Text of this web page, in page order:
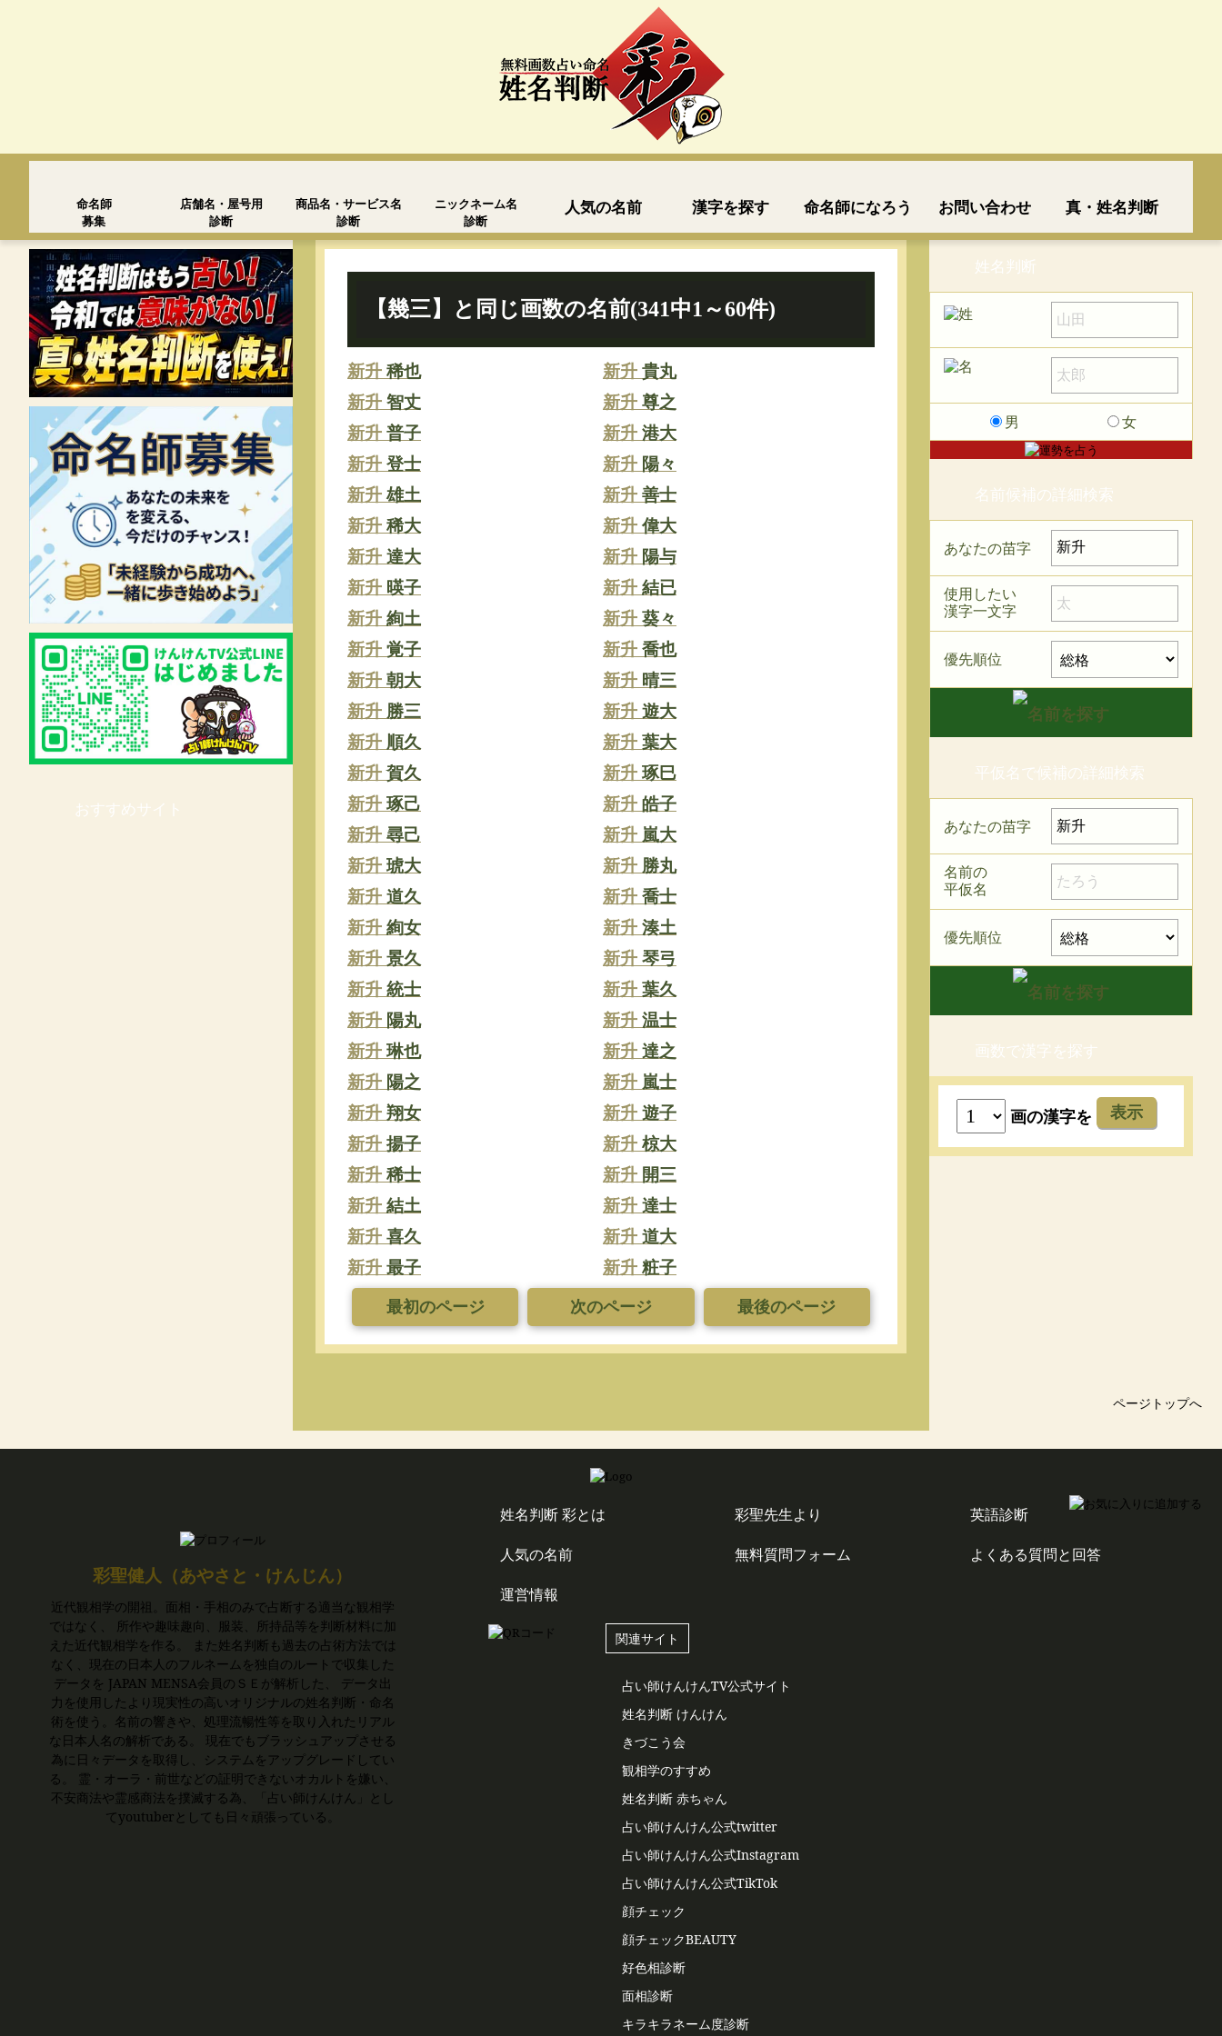
命名師
募集
店舗名・屋号用
診断
商品名・サービス名
診断
ニックネーム名
診断
人気の名前 漢字を探す 命名師になろう お問い合わせ 真・姓名判断
おすすめサイト
【幾三】と同じ画数の名前(341中1～60件)
新升 稀也 新升 貴丸
新升 智丈 新升 尊之
新升 普子 新升 港大
新升 登士 新升 陽々
新升雄土 新升 善士
新升 稀大 新升 偉大
新升 達大 新升 陽与
新升 暎子 新升 結已
新升 絢土 新升 葵々
新升 覚子 新升 喬也
新升 朝大 新升 晴三
新升 勝三 新升 遊大
新升 順久 新升 葉大
新升賀久 新升 琢巳
新升 琢己 新升 皓子
新升 尋己 新升 嵐大
新升 琥大 新升 勝丸
新升 道久 新升 喬士
新升 絢女 新升 湊土
新升 景久 新升 琴弓
新升 統士 新升 葉久
新升 陽丸 新升 温士
新升 琳也 新升 達之
新升 陽之 新升 嵐士
新升 翔女 新升 遊子
新升 揚子 新升 椋大
新升 稀士 新升 開三
新升 結土 新升 達士
新升 喜久 新升 道大
新升 最子 新升 粧子
最初のページ 次のページ 最後のページ
姓名判断
男 女
名前候補の詳細検索
あなたの苗字
使用したい
漢字一文字
優先順位
平仮名で候補の詳細検索
あなたの苗字
名前の
平仮名
優先順位
画数で漢字を探す
画の漢字を 表示
ページトップへ
彩聖健人（あやさと・けんじん）
近代観相学の開祖。面相・手相のみで占断する適当な観相学
ではなく、 所作や趣味趣向、服装、所持品等を判断材料に加
えた近代観相学を作る。 また姓名判断も過去の占術方法では
なく、現在の日本人のフルネームを独自のルートで収集した
データを JAPAN MENSA会員のＳＥが解析した、 データ出
力を使用したより現実性の高いオリジナルの姓名判断・命名
術を使う。名前の響きや、処理流暢性等を取り入れたリアル
な日本人名の解析である。 現在でもブラッシュアップさせる
為に日々データを取得し、システムをアップグレードしてい
る。 霊・オーラ・前世などの証明できないオカルトを嫌い、
不安商法や霊感商法を撲滅する為、「占い師けんけん」とし
てyoutuberとしても日々頑張っている。
姓名判断 彩とは 彩聖先生より
英語診断
人気の名前
無料質問フォーム
よくある質問と回答
運営情報
関連サイト
占い師けんけんTV公式サイト
姓名判断 けんけん
きづこう会
観相学のすすめ
姓名判断 赤ちゃん
占い師けんけん公式twitter
占い師けんけん公式Instagram
占い師けんけん公式TikTok
顔チェック
顔チェックBEAUTY
好色相診断
面相診断
キラキラネーム度診断